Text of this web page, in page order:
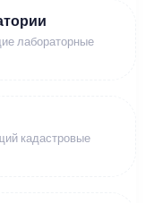
лабораторные
кадастровые